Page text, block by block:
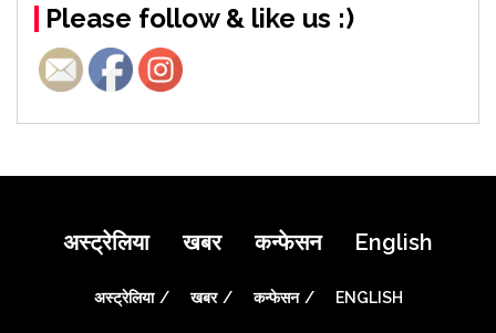
Please follow & like us :)
अस्ट्रेलिया खबर कन्फेसन English
अस्ट्रेलिया खबर कन्फेसन ENGLISH